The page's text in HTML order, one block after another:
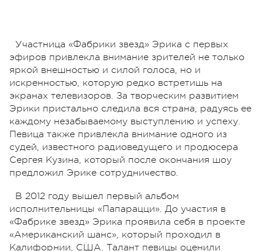
Участница «Фабрики звезд» Эрика с первых
эфиров привлекла внимание зрителей не только
яркой внешностью и силой голоса, но и
искренностью, которую редко встретишь на
экранах телевизоров. За творческим развитием
Эрики пристально следила вся страна, радуясь ее
каждому незабываемому выступлению и успеху.
Певица также привлекла внимание одного из
судей, известного радиоведущего и продюсера
Сергея Кузина, который после окончания шоу
предложил Эрике сотрудничество.
В 2012 году вышел первый альбом
исполнительницы «Папарацци». До участия в
«Фабрике звезд» Эрика проявила себя в проекте
«Американский шанс», который проходил в
Калифорнии, США. Талант певицы оценили